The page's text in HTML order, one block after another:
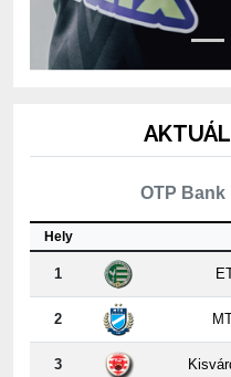
OTP Bank
1
2
3
4